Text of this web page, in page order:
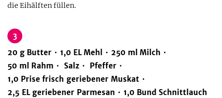
die Eihälften füllen.
3
20 g Butter 1,0 EL Mehl 250 ml Milch
50 ml Rahm Salz
Pfeffer
1,0 Prise frisch geriebener Muskat
2,5 EL geriebener Parmesan 1,0 Bund Schnittlauch